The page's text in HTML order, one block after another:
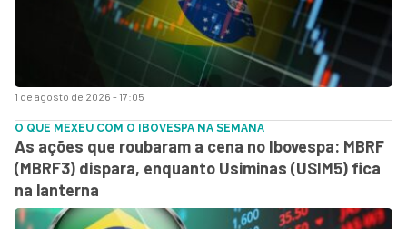
1 de agosto de 2026 - 17:05
O QUE MEXEU COM O IBOVESPA NA SEMANA
As ações que roubaram a cena no Ibovespa: MBRF
(MBRF3) dispara, enquanto Usiminas (USIM5) fica
na lanterna